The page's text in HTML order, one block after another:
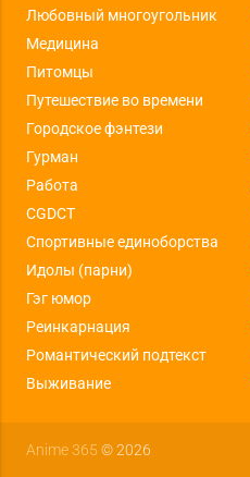
Любовный многоугольник
Медицина
Питомцы
Путешествие во времени
Городское фэнтези
Гурман
Работа
CGDCT
Спортивные единоборства
Идолы (парни)
Гэг юмор
Реинкарнация
Романтический подтекст
Выживание
Anime 365 © 2026